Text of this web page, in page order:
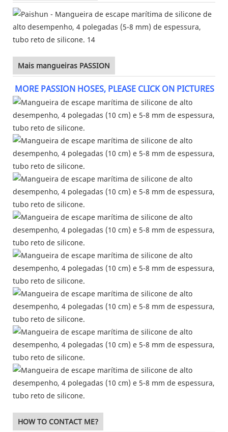
Mais mangueiras PASSION
MORE PASSION HOSES, PLEASE CLICK ON PICTURES
HOW TO CONTACT ME?